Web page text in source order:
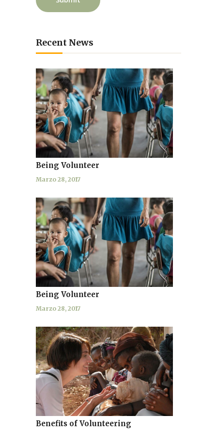
Recent News
Being Volunteer
Marzo 28, 2017
Being Volunteer
Marzo 28, 2017
Benefits of Volunteering